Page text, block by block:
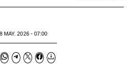
MAY. 2026 - 07:00